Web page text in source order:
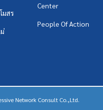
มสร
Center
People Of Action
Network Consult Co.,Ltd.